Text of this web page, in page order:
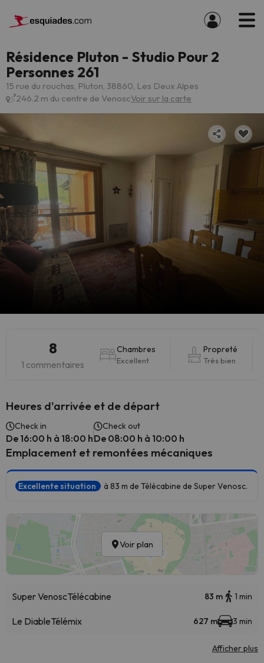
Résidence Pluton - Studio Pour 2
Personnes 261
15 rue du rouchas, Pluton, 38860, Les Deux Alpes
246.2 m du centre de VenoscVoir sur la carte
8
1 commentaires
Chambres
Excellent
Propreté
Très bien
Heures d'arrivée et de départ
Check in
De 16:00 h à 18:00 h
Check out
De 08:00 h à 10:00 h
Emplacement et remontées mécaniques
Excellente situation à 83 m de Télécabine de Super Venosc.
Voir plan
Super VenoscTélécabine 83 m 1 min
Le DiableTélémix 627 m 3 min
Afficher plus